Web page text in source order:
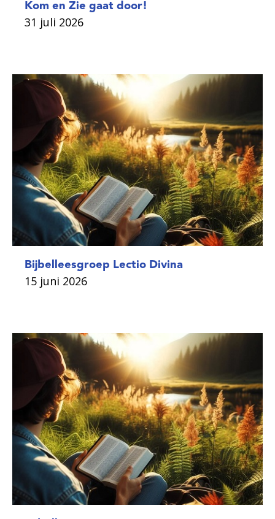
Kom en Zie gaat door!
31 juli 2026
Bijbelleesgroep Lectio Divina
15 juni 2026